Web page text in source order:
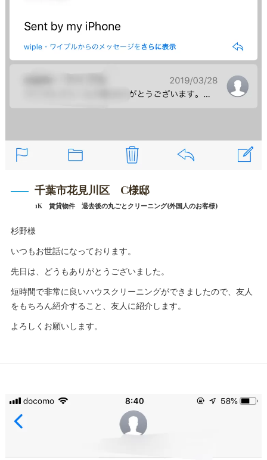
千葉市花見川区 C様邸
1K 賃貸物件 退去後の丸ごとクリーニング(外国人のお客様)
杉野様
いつもお世話になっております。
先日は、どうもありがとうございました。
短時間で非常に良いハウスクリーニングができましたので、友人
をもちろん紹介すること、友人に紹介します。
よろしくお願いします。